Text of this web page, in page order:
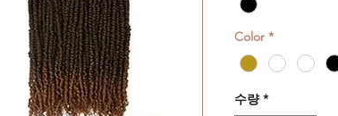
Color *
수량 *